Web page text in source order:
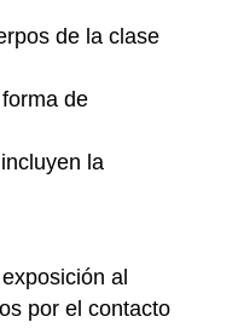
de la clase
de
la
al
por el contacto